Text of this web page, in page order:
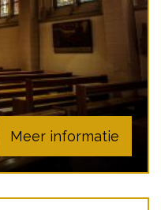
Meer informatie